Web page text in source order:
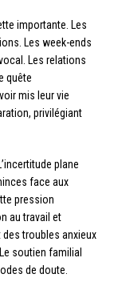
importante. Les
Les week-ends
Les relations
quête
mis leur vie
privilégiant
plane
face aux
pression
au travail et
des troubles anxieux
soutien familial
de doute.